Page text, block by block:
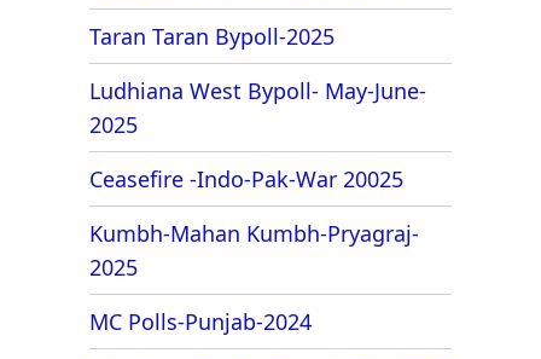
Taran Taran Bypoll-2025
Ludhiana West Bypoll- May-June-
2025
Ceasefire -Indo-Pak-War 20025
Kumbh-Mahan Kumbh-Pryagraj-
2025
MC Polls-Punjab-2024